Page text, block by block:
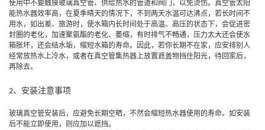
使用中不要触摸玻璃真空管、供给热水的管道和阀门，以免烫伤。真空管太阳
能热水器效率高，在夏季晴天的情况下，不到两天水温可达沸点，若长时间不
用水，如出差、旅游时，使水箱内长时间处于高温、高压的状态下，会促进密
封圈的老化，加速聚氨酯的老化、萎缩，有时排气不畅通，压力太大还会使水
箱胀坏，还会结水垢，缩短水箱的寿命。因此，若你长期不在家，应安排别人
经常放热水上冷水，或者在真空管集热器上放置遮盖物挡住阳光，待回家后，
再除去。
2、安装注意事项
玻璃真空管安装后，应避免长期空晒，不然会缩短热水器使用的寿命。如安装
后不能立即使用，则应加以遮挡。